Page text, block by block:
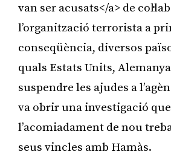
van ser acusats</a> de
l’organització terrorista a
conseqüència, diversos
quals Estats Units,
suspendre les ajudes a
va obrir una investigació
l’acomiadament de nou
seus vincles amb Hamàs.